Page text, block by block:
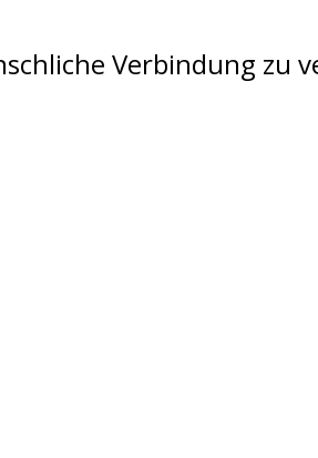
Verbindung zu